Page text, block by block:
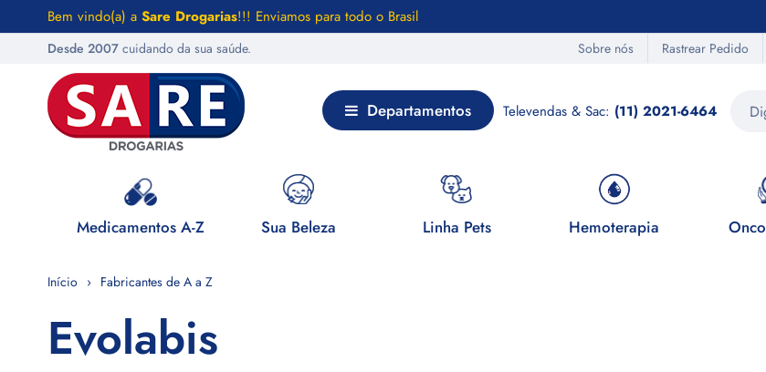
Bem vindo(a) a Sare Drogarias!!! Enviamos para todo o Brasil
Desde 2007 cuidando da sua saúde. Sobre nós Rastrear Pedido
Televendas & Sac: (11) 2021-6464
Departamentos
Medicamentos A-Z Sua Beleza Linha Pets Hemoterapia
Início Fabricantes de A a Z
Evolabis